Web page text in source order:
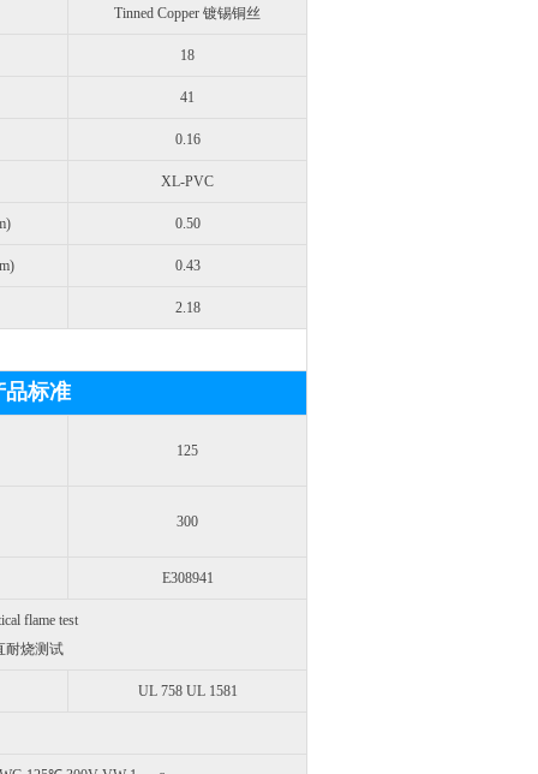
Tinned Copper 镀锡铜丝
18
41
0.16
XL-PVC
0.50
0.43
2.18
品标准
125
300
E308941
flame test
耐烧测试
UL 758 UL 1581